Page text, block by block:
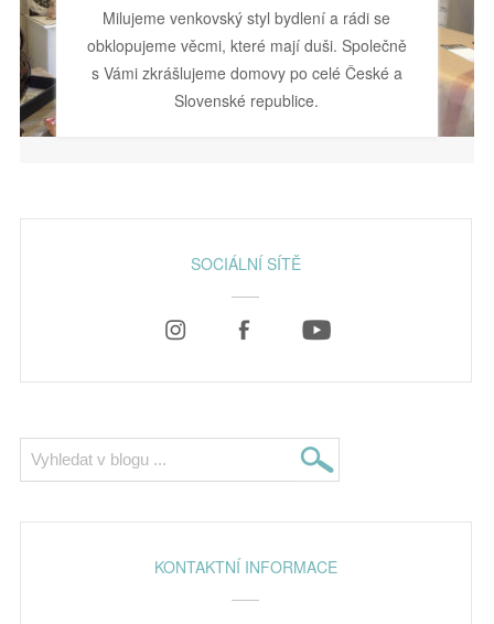
Milujeme venkovský styl bydlení a rádi se
obklopujeme věcmi, které mají duši. Společně
s Vámi zkrášlujeme domovy po celé České a
Slovenské republice.
SOCIÁLNÍ SÍTĚ
KONTAKTNÍ INFORMACE